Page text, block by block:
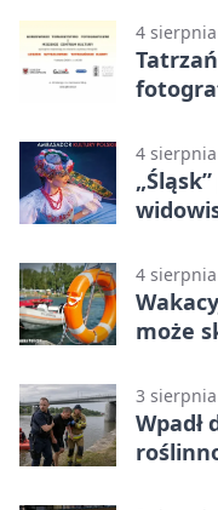
4
4
4
może
3
Wpadł